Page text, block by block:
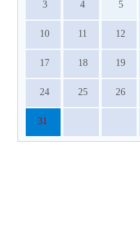
3 4 5
10 11 12
17 18 19
24 25 26
31